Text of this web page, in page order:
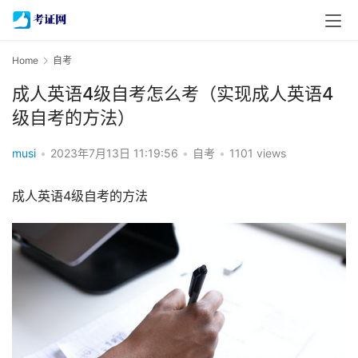
Home 自考
成人英语4级自考怎么考（实现成人英语4
级自考的方法）
musi • 2023年7月13日 11:19:56 • 自考 • 1101 views
成人英语4级自考的方法